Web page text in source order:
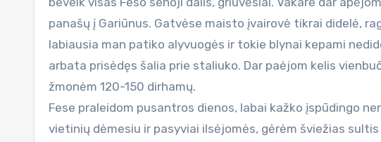
panašų į Gariūnus. Gatvėse maisto įvairovė tikrai didelė,
labiausia man patiko alyvuogės ir tokie blynai kepami
arbata prisėdęs šalia prie staliuko. Dar paėjom kelis
žmonėm 120-150 dirhamų.
Fese praleidom pusantros dienos, labai kažko įspūdingo
vietinių dėmesiu ir pasyviai ilsėjomės, gėrėm šviežias